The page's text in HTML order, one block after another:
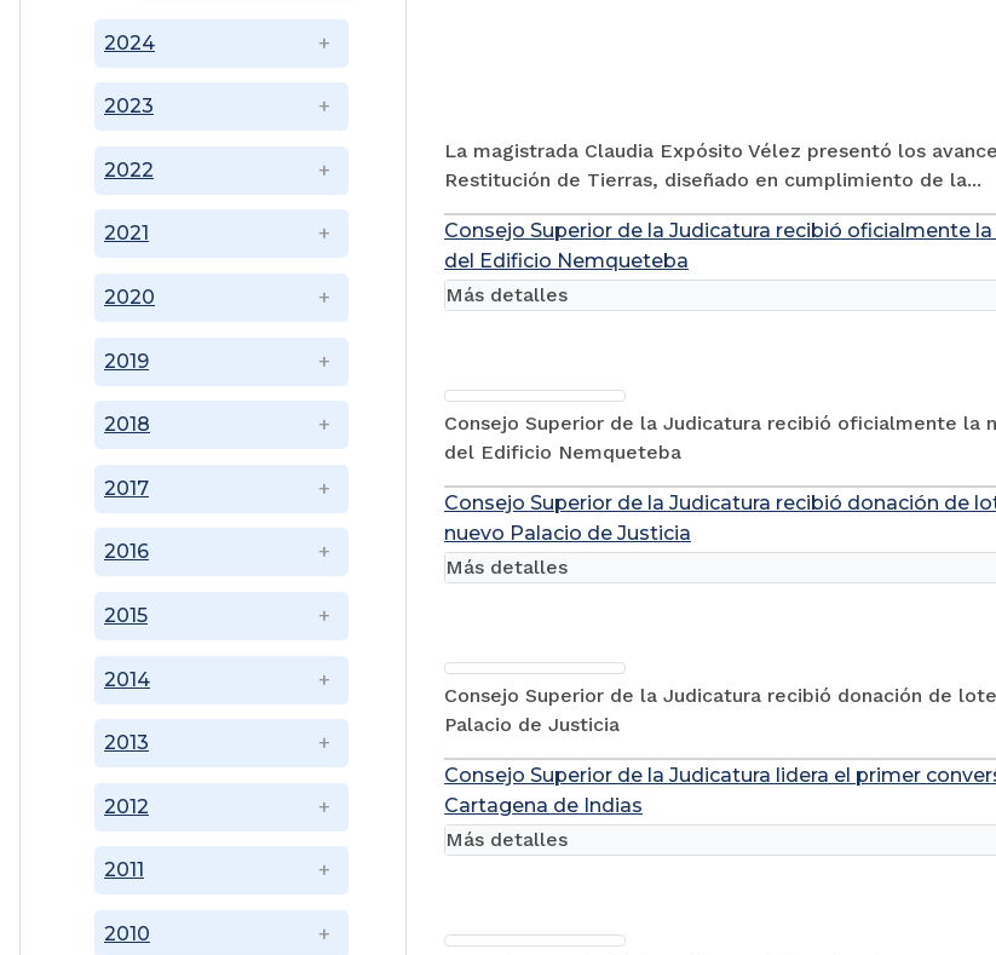
2010
2011
2012
2013
2014
2015
2016
2017
2018
2019
2020
2021
2022
2023
2024
La magistrada Claudia Expósito Vélez presentó los
Restitución de Tierras, diseñado en cumplimiento de la...
Consejo Superior de la Judicatura recibió oficialmente
del Edificio Nemqueteba
Consejo Superior de la Judicatura recibió oficialmente la
del Edificio Nemqueteba
Más detalles
Consejo Superior de la Judicatura recibió donación de
nuevo Palacio de Justicia
Consejo Superior de la Judicatura recibió donación de
Palacio de Justicia
Más detalles
Consejo Superior de la Judicatura lidera el primer
Cartagena de Indias
Más detalles